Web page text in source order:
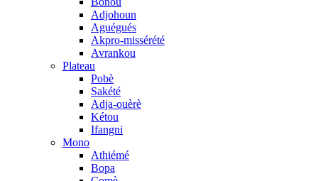
Adjohoun
Aguégués
Akpro-missérété
Avrankou
Plateau
Pobè
Sakété
Adja-ouèrè
Kétou
Ifangni
Mono
Athiémé
Bopa